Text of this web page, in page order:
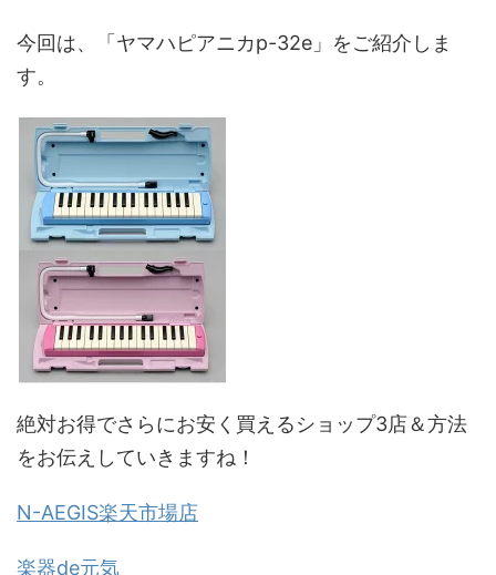
今回は、 「ヤマハピアニカp-32e」 をご紹介しま
す。
絶対お得でさらにお安く買えるショップ3店＆方法
をお伝えしていきますね！
N-AEGIS楽天市場店
楽器de元気